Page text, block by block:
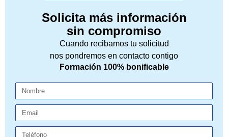
Solicita más información
sin compromiso
Cuando recibamos tu solicitud
nos pondremos en contacto contigo
Formación 100% bonificable